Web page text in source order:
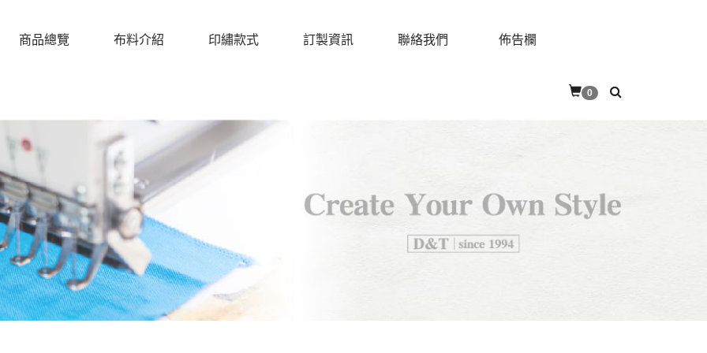
商品總覽 布料介紹 印繡款式 訂製資訊 聯絡我們 佈告欄
0